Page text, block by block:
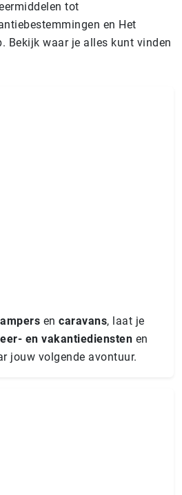
tot
en Het
Bekijk waar je alles kunt vinden
en caravans, laat je
en vakantiediensten en
jouw volgende avontuur.